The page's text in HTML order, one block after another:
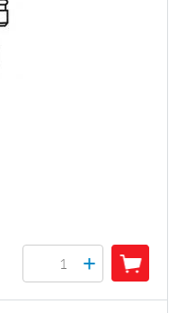
+